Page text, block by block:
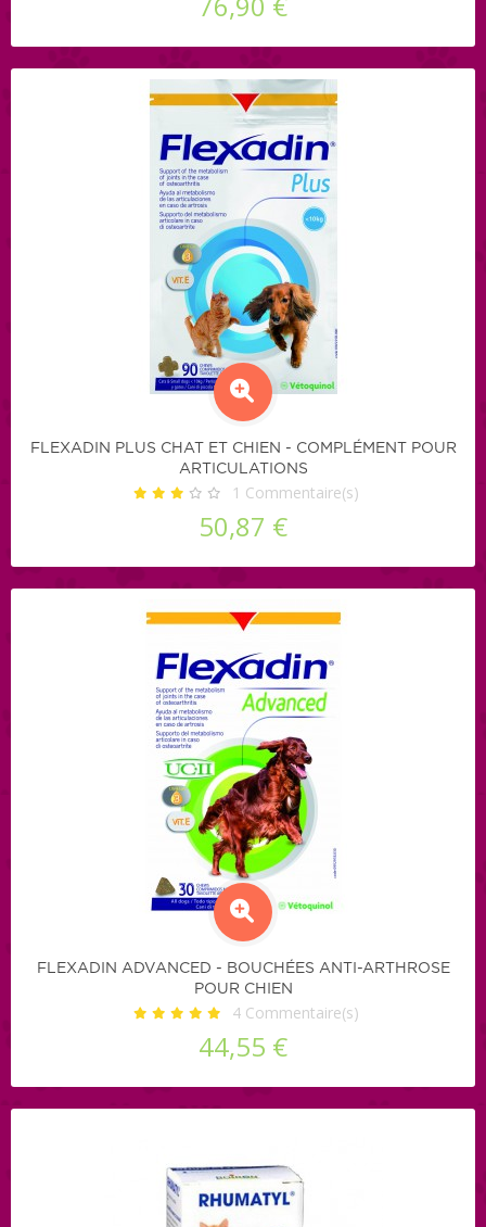
FLEXADIN PLUS CHAT ET CHIEN - COMPLÉMENT POUR
ARTICULATIONS
1 Commentaire(s)
50,87 €
FLEXADIN ADVANCED - BOUCHÉES ANTI-ARTHROSE
POUR CHIEN
4 Commentaire(s)
44,55 €